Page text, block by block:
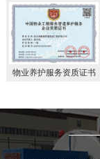
物业养护服务资质证书